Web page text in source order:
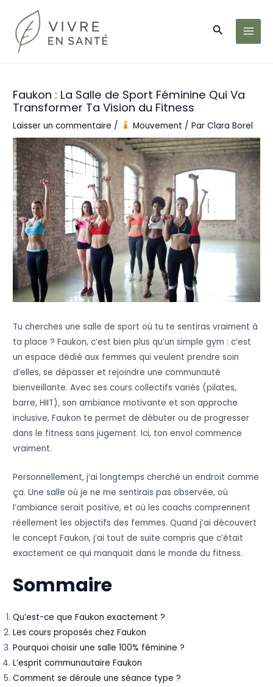
contenu
Faukon : La Salle de Sport Féminine Qui Va
Transformer Ta Vision du Fitness
Laisser un commentaire / Mouvement / Par Clara Borel
Tu cherches une salle de sport où tu te sentiras vraiment à
ta place ? Faukon, c’est bien plus qu’un simple gym : c’est
un espace dédié aux femmes qui veulent prendre soin
d’elles, se dépasser et rejoindre une communauté
bienveillante. Avec ses cours collectifs variés (pilates,
barre, HIIT), son ambiance motivante et son approche
inclusive, Faukon te permet de débuter ou de progresser
dans le fitness sans jugement. Ici, ton envol commence
vraiment.
Personnellement, j’ai longtemps cherché un endroit comme
ça. Une salle où je ne me sentirais pas observée, où
l’ambiance serait positive, et où les coachs comprennent
réellement les objectifs des femmes. Quand j’ai découvert
le concept Faukon, j’ai tout de suite compris que c’était
exactement ce qui manquait dans le monde du fitness.
Sommaire
Qu’est-ce que Faukon exactement ?
Les cours proposés chez Faukon
Pourquoi choisir une salle 100% féminine ?
L’esprit communautaire Faukon
Comment se déroule une séance type ?